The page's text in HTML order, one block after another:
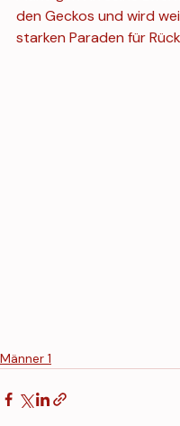
den Geckos und wird
starken Paraden für
Männer 1